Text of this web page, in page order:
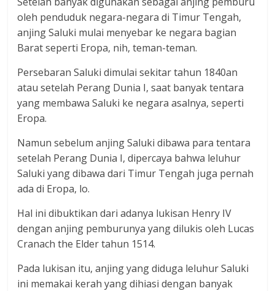
oleh penduduk negara-negara di Timur Tengah,
anjing Saluki mulai menyebar ke negara bagian
Barat seperti Eropa, nih, teman-teman.
Persebaran Saluki dimulai sekitar tahun 1840an
atau setelah Perang Dunia I, saat banyak tentara
yang membawa Saluki ke negara asalnya, seperti
Eropa.
Namun sebelum anjing Saluki dibawa para tentara
setelah Perang Dunia I, dipercaya bahwa leluhur
Saluki yang dibawa dari Timur Tengah juga pernah
ada di Eropa, lo.
Hal ini dibuktikan dari adanya lukisan Henry IV
dengan anjing pemburunya yang dilukis oleh Lucas
Cranach the Elder tahun 1514.
Pada lukisan itu, anjing yang diduga leluhur Saluki
ini memakai kerah yang dihiasi dengan banyak